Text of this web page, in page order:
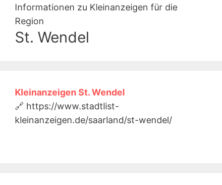
Informationen zu Kleinanzeigen für die
Region
St. Wendel
Kleinanzeigen St. Wendel
🔗 https://www.stadtlist-
kleinanzeigen.de/saarland/st-wendel/